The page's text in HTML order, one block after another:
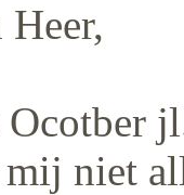
niet